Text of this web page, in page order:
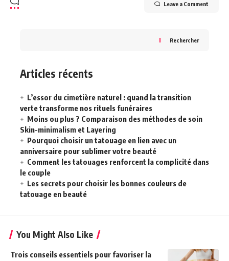
Leave a Comment
Rechercher
Articles récents
L’essor du cimetière naturel : quand la transition
verte transforme nos rituels funéraires
Moins ou plus ? Comparaison des méthodes de soin
Skin-minimalism et Layering
Pourquoi choisir un tatouage en lien avec un
anniversaire pour sublimer votre beauté
Comment les tatouages renforcent la complicité dans
le couple
Les secrets pour choisir les bonnes couleurs de
tatouage en beauté
You Might Also Like
Trois conseils essentiels pour favoriser la